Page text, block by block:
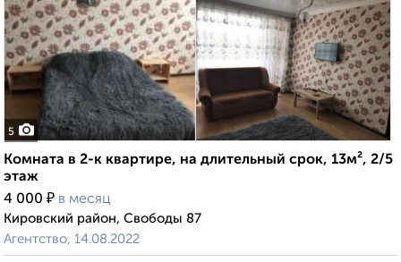
5
Комната в 2-к квартире, на длительный срок, 13м², 2/5
этаж
4 000 ₽ в месяц
Кировский район, Свободы 87
Агентство, 14.08.2022